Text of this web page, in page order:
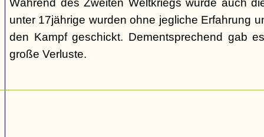
Während des Zweiten Weltkriegs wurde auch
unter 17jährige wurden ohne jegliche Erfahrung
den Kampf geschickt. Dementsprechend gab
große Verluste.